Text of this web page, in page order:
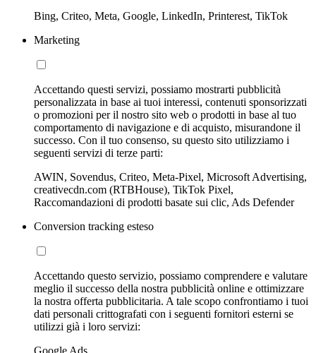
Bing, Criteo, Meta, Google, LinkedIn, Printerest, TikTok
Marketing
Accettando questi servizi, possiamo mostrarti pubblicità
personalizzata in base ai tuoi interessi, contenuti sponsorizzati
o promozioni per il nostro sito web o prodotti in base al tuo
comportamento di navigazione e di acquisto, misurandone il
successo. Con il tuo consenso, su questo sito utilizziamo i
seguenti servizi di terze parti:
AWIN, Sovendus, Criteo, Meta-Pixel, Microsoft Advertising,
creativecdn.com (RTBHouse), TikTok Pixel,
Raccomandazioni di prodotti basate sui clic, Ads Defender
Conversion tracking esteso
Accettando questo servizio, possiamo comprendere e valutare
meglio il successo della nostra pubblicità online e ottimizzare
la nostra offerta pubblicitaria. A tale scopo confrontiamo i tuoi
dati personali crittografati con i seguenti fornitori esterni se
utilizzi già i loro servizi:
Google Ads